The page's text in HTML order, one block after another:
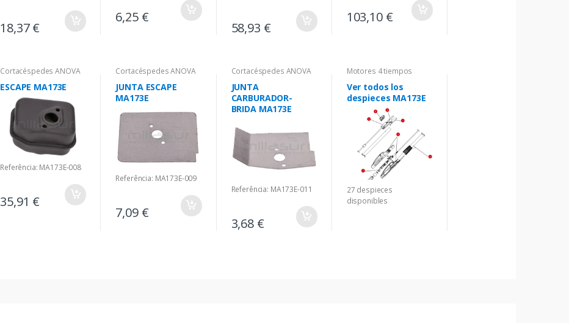
18,37 €
6,25 €
58,93 €
103,10 €
Cortacéspedes ANOVA
ESCAPE MA173E
Referência: MA173E-008
35,91 €
Cortacéspedes ANOVA
JUNTA ESCAPE
MA173E
Referência: MA173E-009
7,09 €
Cortacéspedes ANOVA
JUNTA
CARBURADOR-
BRIDA MA173E
Referência: MA173E-011
3,68 €
Motores 4 tiempos
Ver todos los
despieces MA173E
27 despieces
disponibles